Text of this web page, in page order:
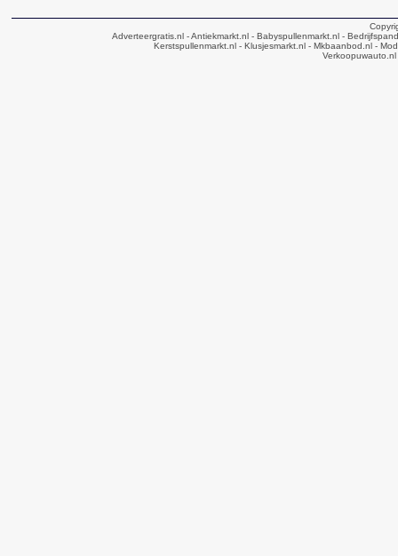
Adverteergratis.nl - Antiekmarkt.nl - Babyspullenmarkt.nl -
Kerstspullenmarkt.nl- Klusjesmarkt.nl- Mkbaanbod.nl-
Verkoopuwauto.nl